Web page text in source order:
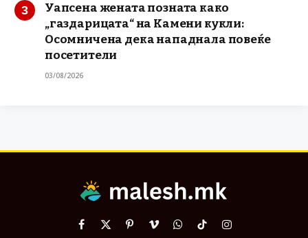
Уапсена жената позната како
„газдарицата“ на Камени кукли:
Осомничена дека нападнала повеќе
посетители
03/08/2026
Facebook
X
PinterestVimeoWhatsApp
TikTokInstagram